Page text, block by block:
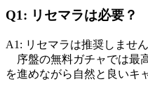
Q1: リセマラは必要？
A1: リセマラは推奨しません
序盤の無料ガチャでは最
を進めながら自然と良いキ